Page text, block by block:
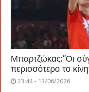
Μπαρτζώκας:”Οι
περισσότερο το
23:44 - 13/06/2026